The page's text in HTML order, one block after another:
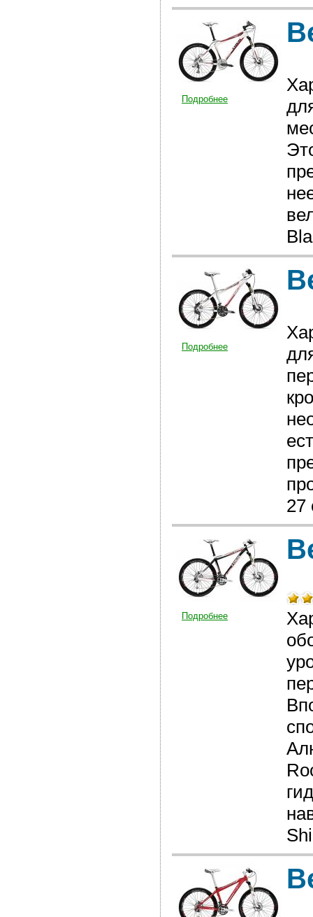
Подробнее
Подробнее
27
Подробнее